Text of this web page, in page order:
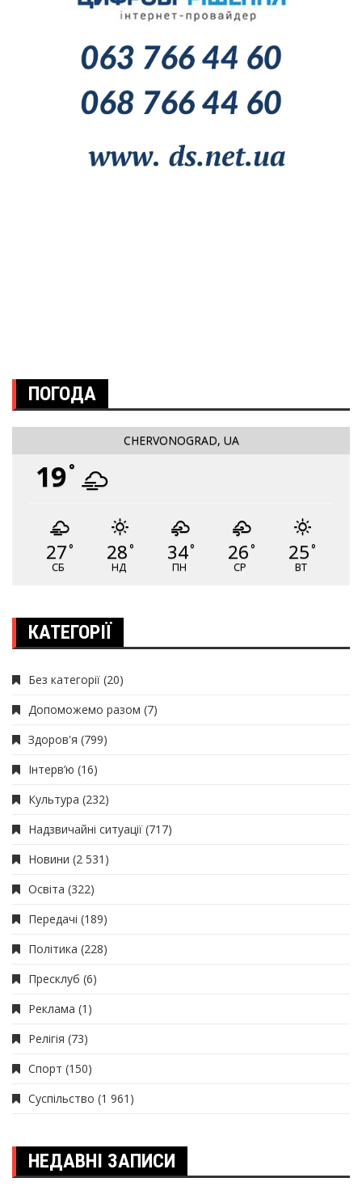
ПОГОДА
CHERVONOGRAD, UA
19°
27°
СБ
28°
НД
34°
ПН
26°
СР
25°
ВТ
КАТЕГОРІЇ
Без категорії (20)
Допоможемо разом (7)
Здоров'я (799)
Інтерв’ю (16)
Культура (232)
Надзвичайні ситуації (717)
Новини (2 531)
Освіта (322)
Передачі (189)
Політика (228)
Пресклуб (6)
Реклама (1)
Релігія (73)
Спорт (150)
Суспільство (1 961)
НЕДАВНІ ЗАПИСИ